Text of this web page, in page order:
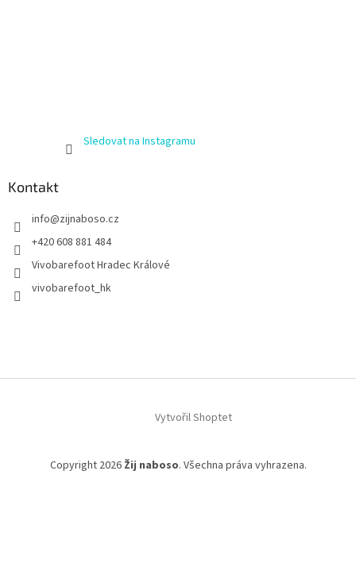
Sledovat na Instagramu
Kontakt
info@zijnaboso.cz
+420 608 881 484
Vivobarefoot Hradec Králové
vivobarefoot_hk
Vytvořil Shoptet
Copyright 2026 Žij naboso. Všechna práva vyhrazena.